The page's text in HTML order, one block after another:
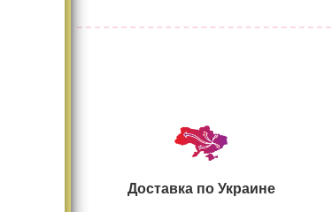
Доставка по Украине